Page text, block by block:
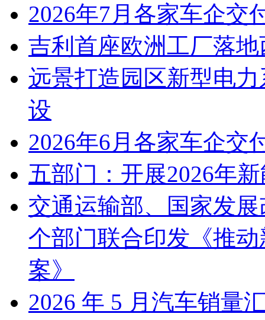
2026年7月各家车企交
吉利首座欧洲工厂落
远景打造园区新型电
设
2026年6月各家车企交
五部门：开展2026年
交通运输部、国家发
个部门联合印发《推
案》
2026 年 5 月汽车销量